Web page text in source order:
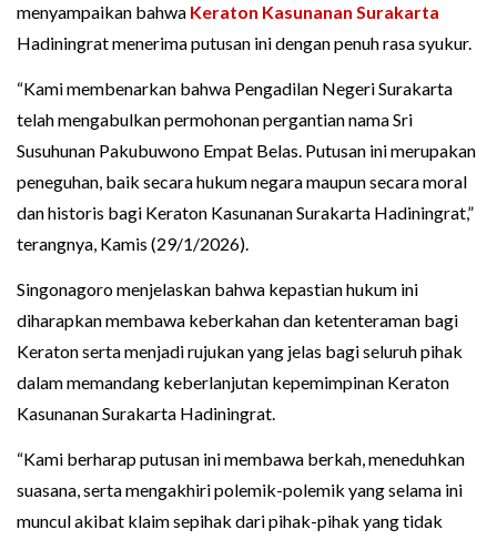
menyampaikan bahwa Keraton Kasunanan Surakarta
Hadiningrat menerima putusan ini dengan penuh rasa syukur.
“Kami membenarkan bahwa Pengadilan Negeri Surakarta
telah mengabulkan permohonan pergantian nama Sri
Susuhunan Pakubuwono Empat Belas. Putusan ini merupakan
peneguhan, baik secara hukum negara maupun secara moral
dan historis bagi Keraton Kasunanan Surakarta Hadiningrat,”
terangnya, Kamis (29/1/2026).
Singonagoro menjelaskan bahwa kepastian hukum ini
diharapkan membawa keberkahan dan ketenteraman bagi
Keraton serta menjadi rujukan yang jelas bagi seluruh pihak
dalam memandang keberlanjutan kepemimpinan Keraton
Kasunanan Surakarta Hadiningrat.
“Kami berharap putusan ini membawa berkah, meneduhkan
suasana, serta mengakhiri polemik-polemik yang selama ini
muncul akibat klaim sepihak dari pihak-pihak yang tidak